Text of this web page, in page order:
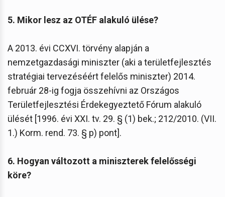
5. Mikor lesz az OTÉF alakuló ülése?
A 2013. évi CCXVI. törvény alapján a
nemzetgazdasági miniszter (aki a területfejlesztés
stratégiai tervezéséért felelős miniszter) 2014.
február 28-ig fogja összehívni az Országos
Területfejlesztési Érdekegyeztető Fórum alakuló
ülését [1996. évi XXI. tv. 29. § (1) bek.; 212/2010. (VII.
1.) Korm. rend. 73. § p) pont].
6. Hogyan változott a miniszterek felelősségi
köre?